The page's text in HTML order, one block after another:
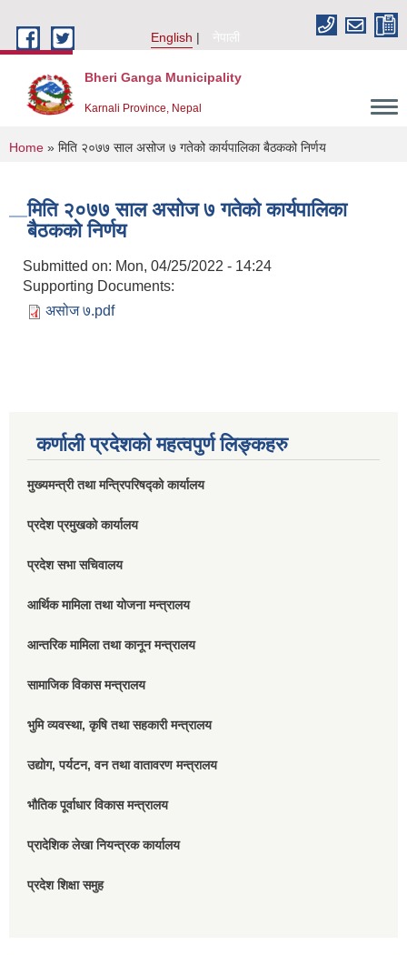
English
नेपाली
Bheri Ganga Municipality
Karnali Province, Nepal
You are here
Home » मिति २०७७ साल असोज ७ गतेको कार्यपालिका बैठकको निर्णय
मिति २०७७ साल असोज ७ गतेको कार्यपालिका
बैठकको निर्णय
Submitted on: Mon, 04/25/2022 - 14:24
Supporting Documents:
असोज ७.pdf
कर्णाली प्रदेशको महत्वपुर्ण लिङ्कहरु
मुख्यमन्त्री तथा मन्त्रिपरिषद्को कार्यालय
प्रदेश प्रमुखको कार्यालय
प्रदेश सभा सचिवालय
आर्थिक मामिला तथा योजना मन्त्रालय
आन्तरिक मामिला तथा कानून मन्त्रालय
सामाजिक विकास मन्त्रालय
भुमि व्यवस्था, कृषि तथा सहकारी मन्त्रालय
उद्योग, पर्यटन, वन तथा वातावरण मन्त्रालय
भौतिक पूर्वाधार विकास मन्त्रालय
प्रादेशिक लेखा नियन्त्रक कार्यालय
प्रदेश शिक्षा समुह